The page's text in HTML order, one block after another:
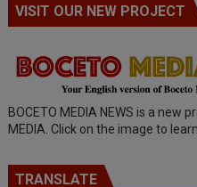
VISIT OUR NEW PROJECT
BOCETO MEDIA NEWS is a new
MEDIA. Click on the image to
TRANSLATE